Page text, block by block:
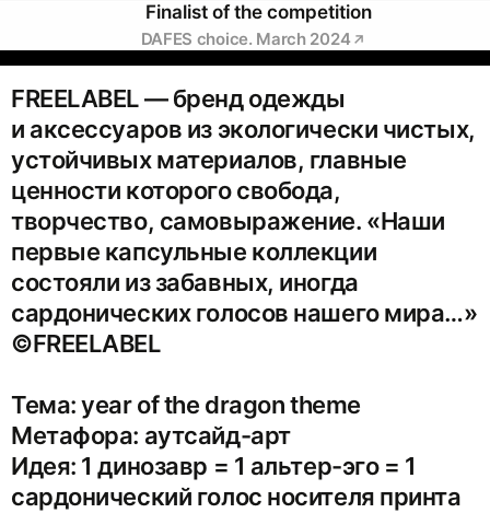
Finalist of the competition
DAFES choice. March 2024
FREELABEL — бренд одежды
и аксессуаров из экологически чистых,
устойчивых материалов, главные
ценности которого свобода,
творчество, самовыражение. «Наши
первые капсульные коллекции
состояли из забавных, иногда
сардонических голосов нашего мира…»
©FREELABEL
Тема: year of the dragon theme
Метафора: аутсайд-арт
Идея: 1 динозавр = 1 альтер-эго = 1
сардонический голос носителя принта